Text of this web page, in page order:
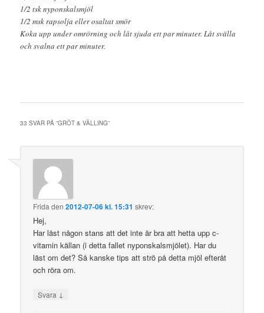
1/2 tsk nyponskalsmjöl
1/2 msk rapsolja eller osaltat smör
Koka upp under omrörning och låt sjuda ett par minuter. Låt svälla
och svalna ett par minuter.
33 SVAR PÅ ”GRÖT & VÄLLING”
Frida den2012-07-06 kl. 15:31 skrev:
Hej,
Har läst någon stans att det inte är bra att hetta upp c-
vitamin källan (i detta fallet nyponskalsmjölet). Har du
läst om det? Så kanske tips att strö på detta mjöl efteråt
och röra om.
Svara ↓